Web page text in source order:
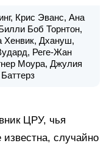
Крис Эванс, Ана
Боб Торнтон,
Хенвик, Дхануш,
Реге-Жан
Моура, Джулия
Баттерз
ЦРУ, чья
случайно